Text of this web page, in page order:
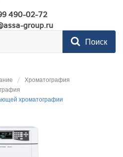
490-02-72
group.ru
Поиск
Хроматография
хроматографии